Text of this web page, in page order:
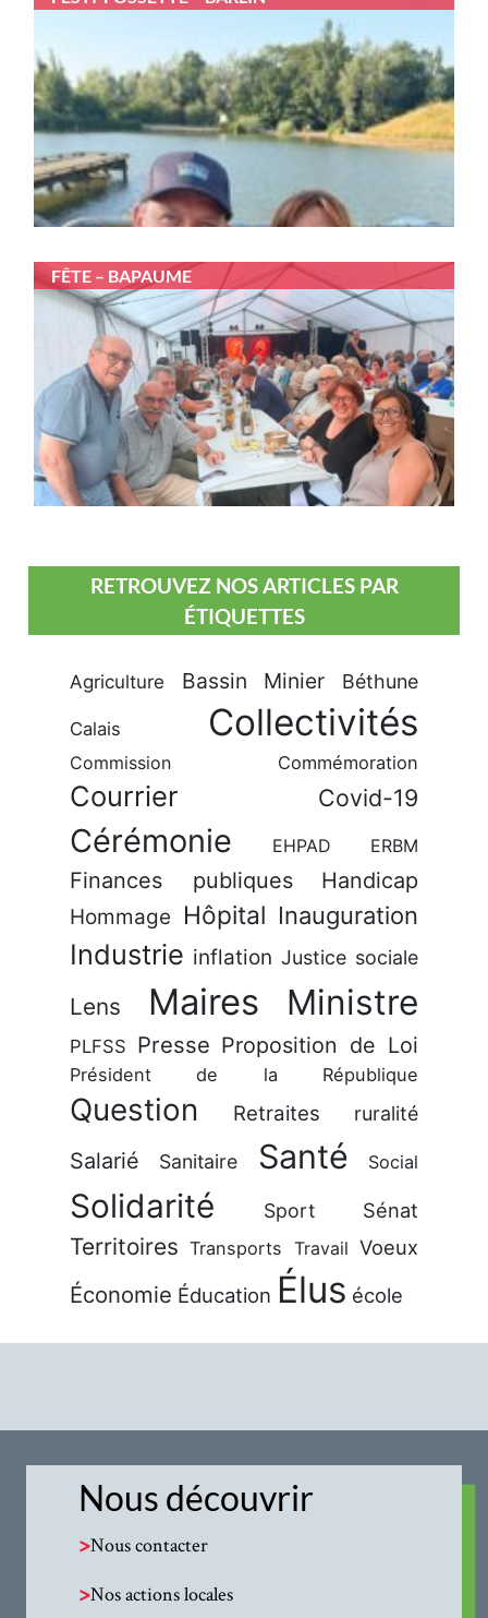
FÊTE – BAPAUME
RETROUVEZ NOS ARTICLES PAR
ÉTIQUETTES
Agriculture Bassin Minier Béthune
Calais Collectivités
Commission Commémoration
Courrier Covid-19
Cérémonie EHPAD ERBM
Finances publiques Handicap
Hommage Hôpital Inauguration
Industrie inflation Justice sociale
Lens Maires Ministre
PLFSS Presse Proposition de Loi
Président de la République
Question Retraites ruralité
Salarié Sanitaire Santé Social
Solidarité Sport Sénat
Territoires Transports Travail Voeux
Économie Éducation Élus école
Nous découvrir
>Nous contacter
>Nos actions locales